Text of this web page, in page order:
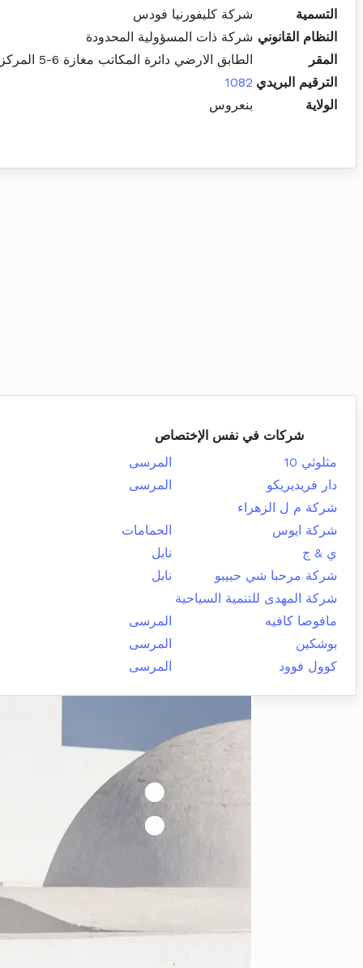
التسمية
شركة كليفورنيا فودس
النظام القانوني شركة ذات المسؤولية المحدودة
المقر
الطابق الارضي دائرة المكاتب مغازة 6-5 المركز العمراني الشمالي المنزه
الترقيم البريدي 1082
الولاية
بنعروس
شركات في نفس الإختصاص
مثلوثي 10
المرسى
دار فريديريكو
المرسى
شركة م ل الزهراء
شركة ايوس
الحمامات
ي & ج
نابل
شركة مرحبا شي حبيبو
نابل
شركة المهدى للتنمية السياحية
مافوصا كافيه
المرسى
بوشكين
المرسى
كوول فوود
المرسى